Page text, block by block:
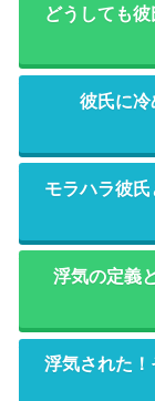
どうしても
彼氏に冷
モラハラ彼
浮気の定義
浮気された